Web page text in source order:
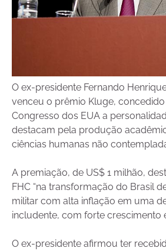
O ex-presidente Fernando
venceu o prêmio Kluge,
Congresso dos EUA a
destacam pela produção
ciências humanas não
A premiação, de US$ 1 milhão,
FHC “na transformação do Brasil
militar com alta inflação em uma
includente, com forte crescimento
O ex-presidente afirmou ter